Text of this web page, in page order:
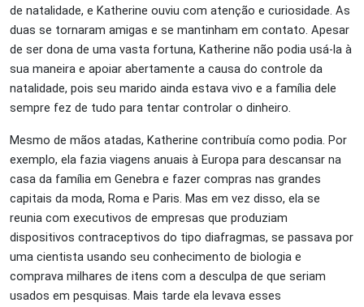
de natalidade, e Katherine ouviu com atenção e curiosidade. As
duas se tornaram amigas e se mantinham em contato. Apesar
de ser dona de uma vasta fortuna, Katherine não podia usá-la à
sua maneira e apoiar abertamente a causa do controle da
natalidade, pois seu marido ainda estava vivo e a família dele
sempre fez de tudo para tentar controlar o dinheiro.
Mesmo de mãos atadas, Katherine contribuía como podia. Por
exemplo, ela fazia viagens anuais à Europa para descansar na
casa da família em Genebra e fazer compras nas grandes
capitais da moda, Roma e Paris. Mas em vez disso, ela se
reunia com executivos de empresas que produziam
dispositivos contraceptivos do tipo diafragmas, se passava por
uma cientista usando seu conhecimento de biologia e
comprava milhares de itens com a desculpa de que seriam
usados em pesquisas. Mais tarde ela levava esses